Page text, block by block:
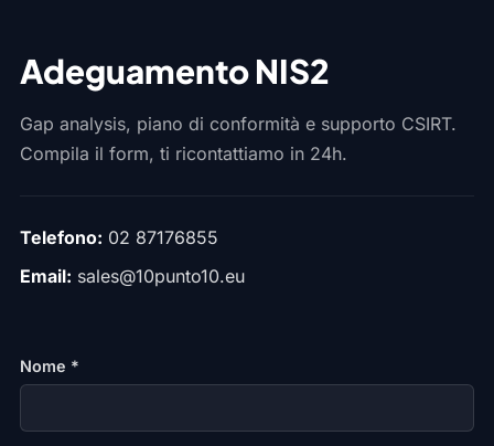
Adeguamento NIS2
Gap analysis, piano di conformità e supporto CSIRT.
Compila il form, ti ricontattiamo in 24h.
Telefono: 02 87176855
Email: sales@10punto10.eu
Nome *